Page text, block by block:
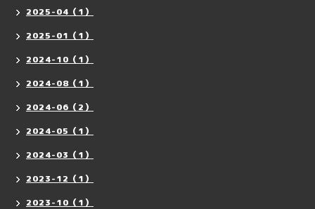
2025-04（1）
2025-01（1）
2024-10（1）
2024-08（1）
2024-06（2）
2024-05（1）
2024-03（1）
2023-12（1）
2023-10（1）